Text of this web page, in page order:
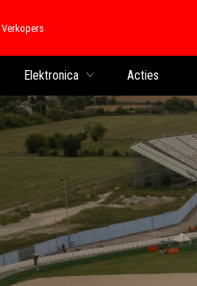
Verkopers
Verkopers
Elektronica Acties